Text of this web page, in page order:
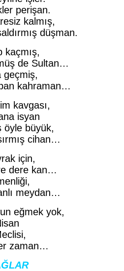
perişan.
kalmış,
düşman.
kaçmış,
de Sultan…
geçmiş,
kahraman…
kavgası,
isyan
öyle büyük,
cihan…
için,
dere kan…
meydan…
eğmek yok,
zaman…